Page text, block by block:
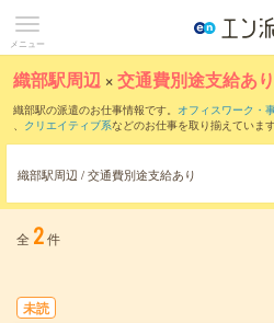
メニュー
織部駅周辺 ×交通費別途支給あり
織部駅の派遣のお仕事情報です。 オフィスワーク・
、 クリエイティブ系などのお仕事を取り揃えていま
織部駅周辺 / 交通費別途支給あり
全 2件
未読